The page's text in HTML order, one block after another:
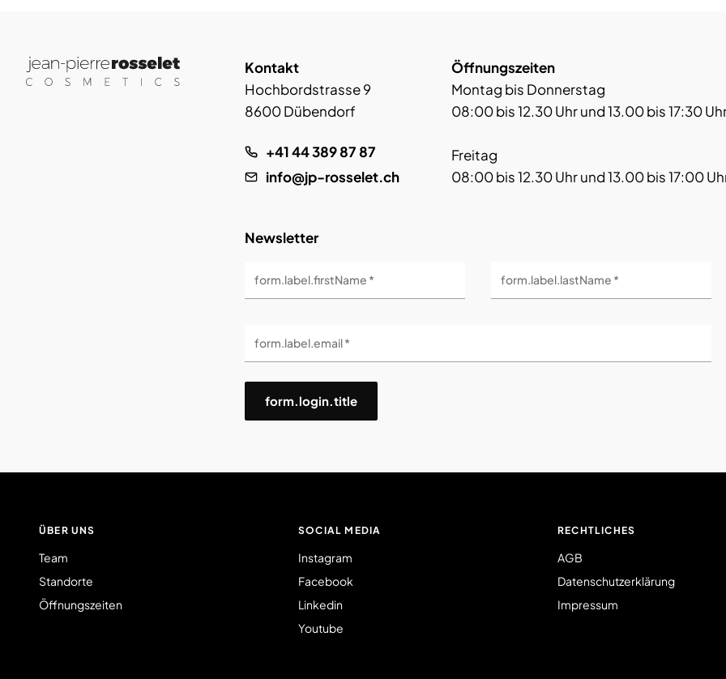
Kontakt
Hochbordstrasse 9
8600 Dübendorf
+41 44 389 87 87
info@jp-rosselet.ch
Öffnungszeiten
Montag bis Donnerstag
08:00 bis 12.30 Uhr und 13.00 bis 17:30
Freitag
08:00 bis 12.30 Uhr und 13.00 bis 17:00
Newsletter
form.label.firstName * form.label.lastName *
form.label.email *
form.login.title
ÜBER UNS
Team
Standorte
Öffnungszeiten
SOCIAL MEDIA
Instagram
Facebook
Linkedin
Youtube
RECHTLICHES
AGB
Datenschutzerklärung
Impressum